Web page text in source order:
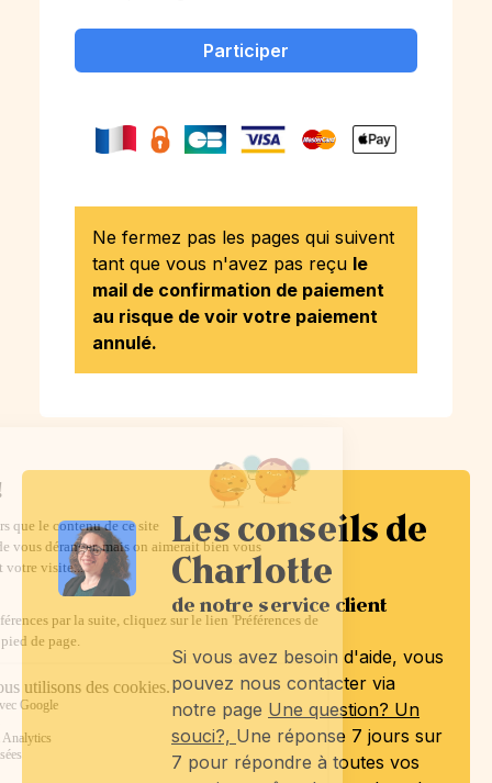
Les conseils de
Charlotte
de notre service client
Si vous avez besoin d'aide, vous
pouvez nous contacter via
notre page Une question? Un
souci?, Une réponse 7 jours sur
7 pour répondre à toutes vos
Participer
Ne fermez pas les pages qui suivent
tant que vous n'avez pas reçu le
mail de confirmation de paiement
au risque de voir votre paiement
annulé.